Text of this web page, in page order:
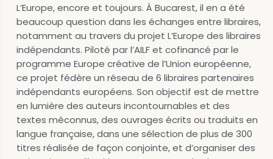
L’Europe, encore et toujours. À Bucarest, il en a été
beaucoup question dans les échanges entre libraires,
notamment au travers du projet L’Europe des libraires
indépendants. Piloté par l’AILF et cofinancé par le
programme Europe créative de l’Union européenne,
ce projet fédère un réseau de 6 libraires partenaires
indépendants européens. Son objectif est de mettre
en lumière des auteurs incontournables et des
textes méconnus, des ouvrages écrits ou traduits en
langue française, dans une sélection de plus de 300
titres réalisée de façon conjointe, et d’organiser des